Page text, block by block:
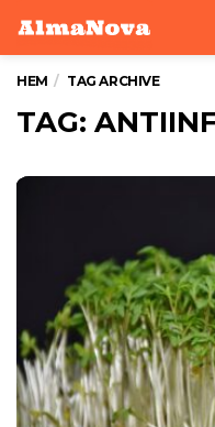
HEM TAG ARCHIVE
TAG: